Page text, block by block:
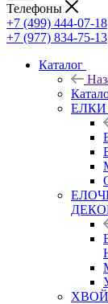
Телефоны
+7 (499) 444-07-18
+7 (977) 834-75-13
Каталог
ЕЛКИ